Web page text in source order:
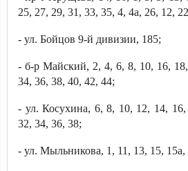
25, 27, 29, 31, 33, 35, 4, 4а, 26, 12,
- ул. Бойцов 9-й дивизии, 185;
- б-р Майский, 2, 4, 6, 8, 10, 16,
34, 36, 38, 40, 42, 44;
- ул. Косухина, 6, 8, 10, 12, 14,
32, 34, 36, 38;
- ул. Мыльникова, 1, 11, 13, 15, 15а,